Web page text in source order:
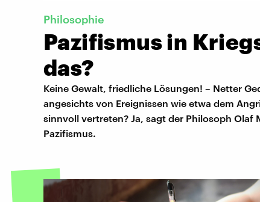
Philosophie
Pazifismus in
das?
Keine Gewalt, friedliche Lösungen! – Netter
angesichts von Ereignissen wie etwa dem
sinnvoll vertreten? Ja, sagt der Philosoph Olaf
Pazifismus.